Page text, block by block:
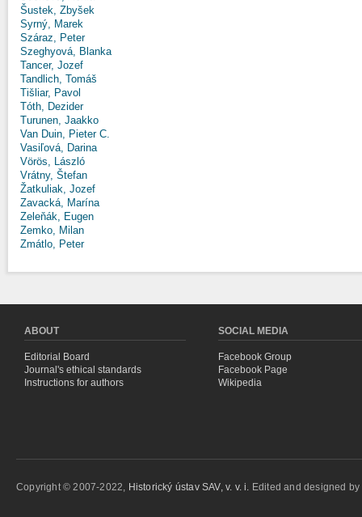
Šustek, Zbyšek
Syrný, Marek
Száraz, Peter
Szeghyová, Blanka
Tancer, Jozef
Tandlich, Tomáš
Tišliar, Pavol
Tóth, Dezider
Turunen, Jaakko
Van Duin, Pieter C.
Vasiľová, Darina
Vörös, László
Vrátny, Štefan
Žatkuliak, Jozef
Zavacká, Marína
Zeleňák, Eugen
Zemko, Milan
Zmátlo, Peter
ABOUT
Editorial Board
Journal's ethical standards
Instructions for authors
SOCIAL MEDIA
Facebook Group
Facebook Page
Wikipedia
Copyright © 2007-2022, Historický ústav SAV, v. v. i. Edited and designed by